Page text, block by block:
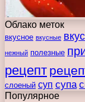
Облако меток
вкусное вкусные
нежный полезные
рецепт
слоеный суп супа
Популярное